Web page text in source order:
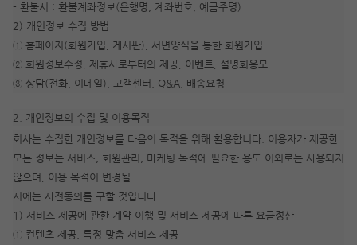
- 환불시 : 환불계좌정보(은행명, 계좌번호, 예금주명)
2) 개인정보 수집 방법
① 홈페이지(회원가입, 게시판), 서면양식을 통한 회원가입
② 회원정보수정, 제휴사로부터의 제공, 이벤트, 설명회응모
③ 상담(전화, 이메일), 고객센터, Q&A, 배송요청
2. 개인정보의 수집 및 이용목적
회사는 수집한 개인정보를 다음의 목적을 위해 활용합니다. 이용자가 제공한
모든 정보는 서비스, 회원관리, 마케팅 목적에 필요한 용도 이외로는 사용되지
않으며, 이용 목적이 변경될
시에는 사전동의를 구할 것입니다.
1) 서비스 제공에 관한 계약 이행 및 서비스 제공에 따른 요금정산
① 컨텐츠 제공, 특정 맞춤 서비스 제공